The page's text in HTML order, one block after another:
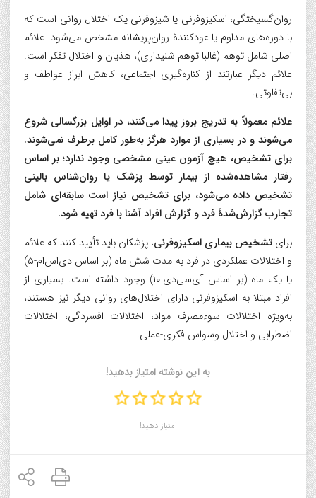
روان‌گسیختگی، اسکیزوفرنی یا شیزوفرنی یک اختلال روانی است که
با دوره‌های مداوم یا عودکنندهٔ روان‌پریشانه مشخص می‌شود. علائم
اصلی شامل توهم (غالبا توهم شنیداری)، هذیان و اختلال تفکر است.
علائم دیگر عبارتند از کناره‌گیری اجتماعی، کاهش ابراز عواطف و
بی‌تفاوتی.
علائم معمولاً به تدریج بروز پیدا می‌کنند، در اوایل بزرگسالی شروع
می‌شوند و در بسیاری از موارد هرگز به‌طور کامل برطرف نمی‌شوند.
برای تشخیص، هیچ آزمون عینی مشخصی وجود ندارد؛ بر اساس
رفتار مشاهده‌شده از بیمار توسط پزشک یا روان‌شناس بالینی
تشخیص داده می‌شود، برای تشخیص نیاز است سابقه‌ای شامل
تجارب گزارش‌شدهٔ فرد و گزارش افراد آشنا با فرد تهیه شود.
برای تشخیص بیماری اسکیزوفرنی، پزشکان باید تأیید کنند که علائم
و اختلالات عملکردی در فرد به مدت شش ماه (بر اساس دی‌اس‌ام-۵)
یا یک ماه (بر اساس آی‌سی‌دی-۱۰) وجود داشته است. بسیاری از
افراد مبتلا به اسکیزوفرنی دارای اختلال‌های روانی دیگر نیز هستند،
به‌ویژه اختلالات سوءمصرف مواد، اختلالات افسردگی، اختلالات
اضطرابی و اختلال وسواس فکری-عملی.
به این نوشته امتیاز بدهید!
امتیاز دهید!